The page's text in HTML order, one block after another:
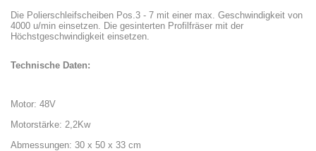
Die Polierschleifscheiben Pos.3 - 7 mit einer max. Geschwindigkeit von
4000 u/min einsetzen. Die gesinterten Profilfräser mit der
Höchstgeschwindigkeit einsetzen.
Technische Daten:
Motor: 48V
Motorstärke: 2,2Kw
Abmessungen: 30 x 50 x 33 cm